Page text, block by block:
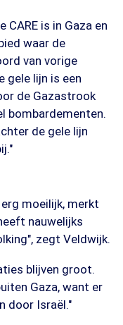
is in Gaza en
waar de
van vorige
gele lijn is een
de Gazastrook
bombardementen.
de gele lijn
moeilijk, merkt
nauwelijks
zegt Veldwijk.
blijven groot.
Gaza, want er
door Israël."